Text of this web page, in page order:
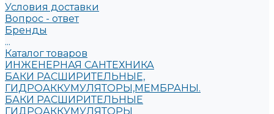
Условия доставки
Вопрос - ответ
Бренды
...
Каталог товаров
ИНЖЕНЕРНАЯ САНТЕХНИКА
БАКИ РАСШИРИТЕЛЬНЫЕ,
ГИДРОАККУМУЛЯТОРЫ,МЕМБРАНЫ.
БАКИ РАСШИРИТЕЛЬНЫЕ
ГИДРОАККУМУЛЯТОРЫ